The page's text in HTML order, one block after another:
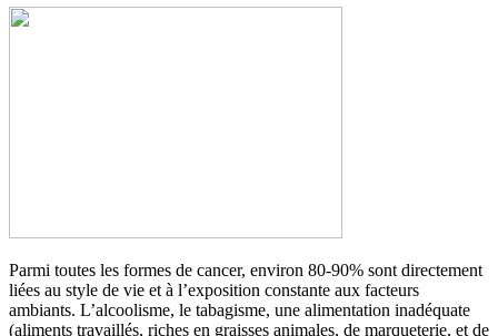
Parmi toutes les formes de cancer, environ 80-90% sont directement
liées au style de vie et à l’exposition constante aux facteurs
ambiants. L’alcoolisme, le tabagisme, une alimentation inadéquate
(aliments travaillés, riches en graisses animales, de marqueterie, et de